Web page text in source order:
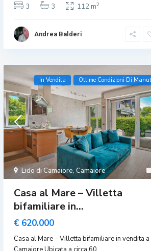
3
3 112 m2
Andrea Balderi
Lido di Camaiore, Camaiore
In Vendita Ottime Condizioni Di
Casa al Mare – Villetta
bifamiliare in...
€ 620.000
Casa al Mare – Villetta bifamiliare in vendita